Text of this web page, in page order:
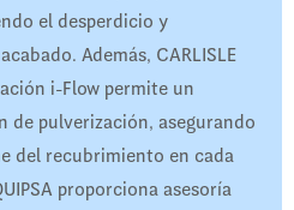
el desperdicio y
Además, CARLISLE
i-Flow permite un
de pulverización, asegurando
del recubrimiento en cada
proporciona asesoría